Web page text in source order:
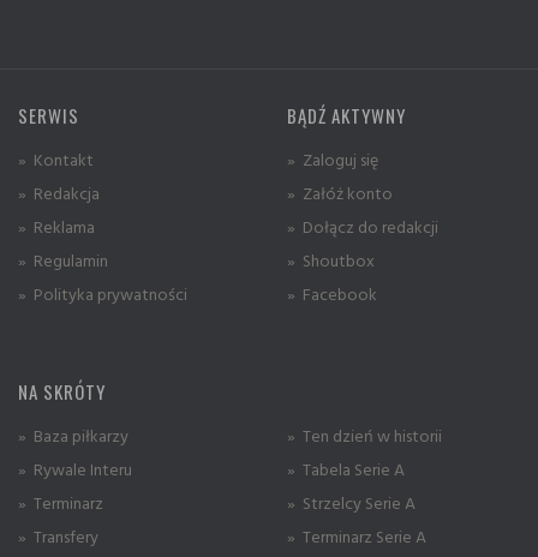
SERWIS
» Kontakt
» Redakcja
» Reklama
» Regulamin
» Polityka prywatności
BĄDŹ AKTYWNY
» Zaloguj się
» Załóż konto
» Dołącz do redakcji
» Shoutbox
» Facebook
NA SKRÓTY
» Baza piłkarzy
» Rywale Interu
» Terminarz
» Transfery
» Ten dzień w historii
» Tabela Serie A
» Strzelcy Serie A
» Terminarz Serie A